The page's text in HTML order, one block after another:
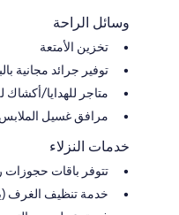
وسائل الراحة
تخزين الأمتعة
توفير جرائد مجانية
متاجر للهدايا/أكشاك
مرافق غسيل الملابس
خدمات النزلاء
تتوفر باقات
خدمة تنظيف الغرف